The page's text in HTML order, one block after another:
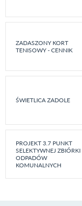
ZADASZONY KORT
TENISOWY - CENNIK
ŚWIETLICA ZADOLE
PROJEKT 3.7 PUNKT
SELEKTYWNEJ ZBIÓRKI
ODPADÓW
KOMUNALNYCH